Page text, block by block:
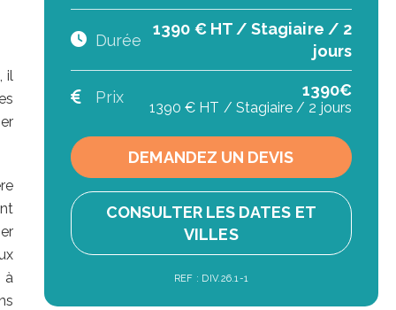
il
à
Durée
1390 € HT / Stagiaire / 2
jours
Prix 1390€
1390 € HT / Stagiaire / 2 jours
DEMANDEZ UN DEVIS
CONSULTER LES DATES ET
VILLES
REF : DIV.26.1-1